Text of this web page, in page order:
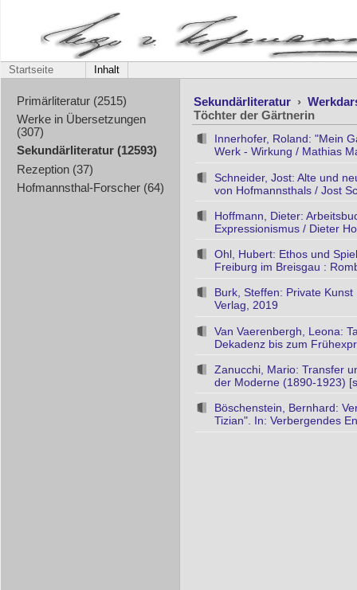
Startseite Inhalt
Primärliteratur (2515)
Werke in Übersetzungen
(307)
Sekundärliteratur (12593)
Rezeption (37)
Hofmannsthal-Forscher (64)
Sekundärliteratur ›
Töchter der Gärtnerin
Innerhofer, Roland: "Mein
Werk - Wirkung / Mathias
Schneider, Jost: Alte und
von Hofmannsthals / Jost
Hoffmann, Dieter:
Expressionismus / Dieter
Ohl, Hubert: Ethos und
Freiburg im Breisgau :
Burk, Steffen: Private
Verlag, 2019
Van Vaerenbergh, Leona:
Dekadenz bis zum
Zanucchi, Mario: Transfer
der Moderne (1890-1923)
Böschenstein, Bernhard:
Tizian". In: Verbergendes